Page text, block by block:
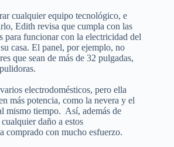
cualquier equipo tecnológico, e
Edith revisa que cumpla con las
para funcionar con la electricidad del
casa. El panel, por ejemplo, no
que sean de más de 32 pulgadas,
electrodomésticos, pero ella
más potencia, como la nevera y el
mismo tiempo. Así, además de
daño a estos
comprado con mucho esfuerzo.